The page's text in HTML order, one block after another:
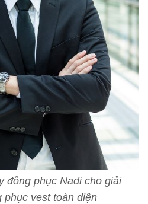
đồng phục Nadi cho giải
phục vest toàn diện